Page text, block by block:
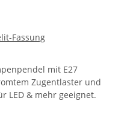
Fassung
mit E27
Zugentlaster und
LED & mehr geeignet.